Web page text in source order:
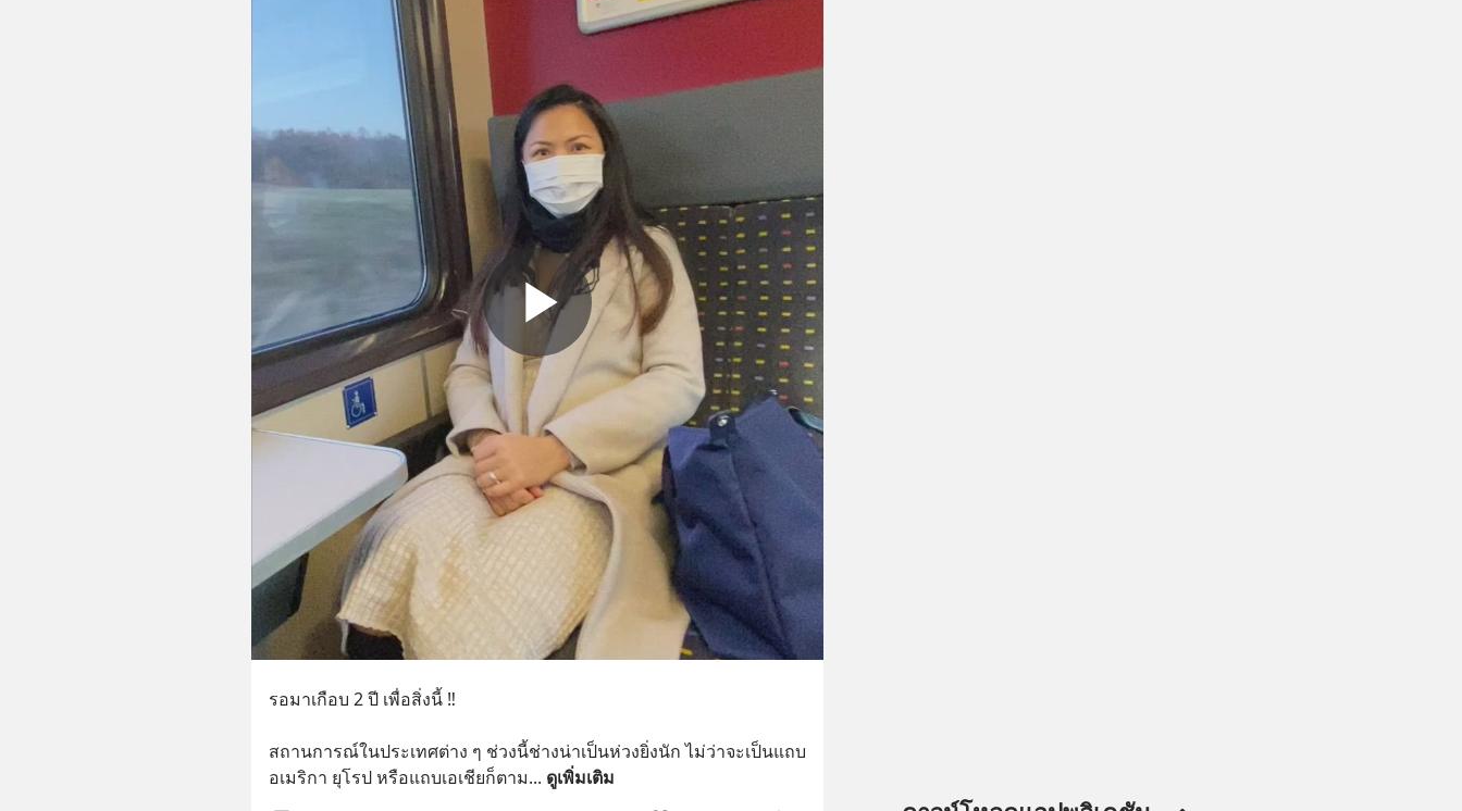
รอมาเกือบ 2 ปี เพื่อสิ่งนี้ ‼️
สถานการณ์ในประเทศต่าง ๆ ช่วงนี้ช่างน่าเป็นห่วงยิ่งนัก ไม่ว่าจะเป็นแถบ
อเมริกา ยุโรป หรือแถบเอเชียก็ตาม... ดูเพิ่มเติม